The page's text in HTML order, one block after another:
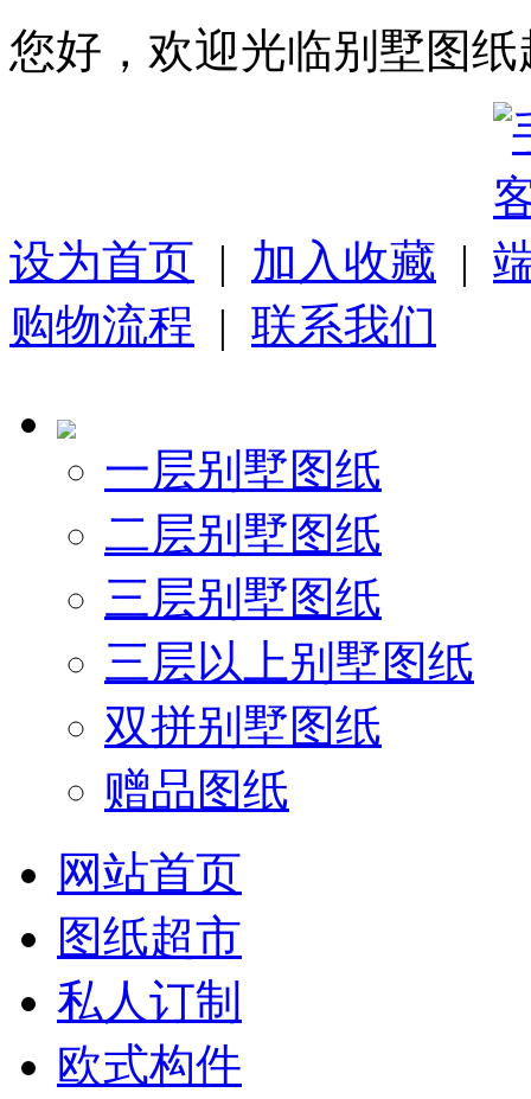
您好，欢迎光临别墅图纸
设为首页 | 加入收藏 |
购物流程 | 联系我们
一层别墅图纸
二层别墅图纸
三层别墅图纸
三层以上别墅图纸
双拼别墅图纸
赠品图纸
网站首页
图纸超市
私人订制
欧式构件